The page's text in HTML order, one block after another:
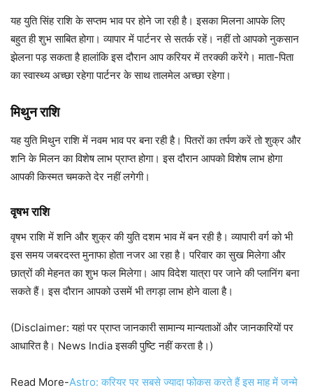
यह युति सिंह राशि के सप्तम भाव पर होने जा रही है। इसका मिलना आपके लिए
बहुत ही शुभ साबित होगा। व्यापार में पार्टनर से सतर्क रहें। नहीं तो आपको नुकसान
झेलना पड़ सकता है हालांकि इस दौरान आप करियर में तरक्की करेंगे। माता-पिता
का स्वास्थ्य अच्छा रहेगा पार्टनर के साथ तालमेल अच्छा रहेगा।
मिथुन राशि
यह युति मिथुन राशि में नवम भाव पर बना रही है। पितरों का तर्पण करें तो शुक्र और
शनि के मिलन का विशेष लाभ प्राप्त होगा। इस दौरान आपको विशेष लाभ होगा
आपकी किस्मत चमकते देर नहीं लगेगी।
वृषभ राशि
वृषभ राशि में शनि और शुक्र की युति दशम भाव में बन रही है। व्यापारी वर्ग को भी
इस समय जबरदस्त मुनाफा होता नजर आ रहा है। परिवार का सुख मिलेगा और
छात्रों की मेहनत का शुभ फल मिलेगा। आप विदेश यात्रा पर जाने की प्लानिंग बना
सकते हैं। इस दौरान आपको उसमें भी तगड़ा लाभ होने वाला है।
(Disclaimer: यहां पर प्राप्त जानकारी सामान्य मान्यताओं और जानकारियों पर
आधारित है। News India इसकी पुष्टि नहीं करता है।)
Read More-Astro: करियर पर सबसे ज्यादा फोकस करते हैं इस माह में जन्मे